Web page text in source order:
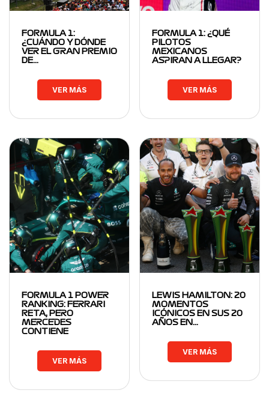
FORMULA 1:
¿CUÁNDO Y DÓNDE
VER EL GRAN PREMIO
DE…
VER MÁS
FORMULA 1: ¿QUÉ
PILOTOS
MEXICANOS
ASPIRAN A LLEGAR?
VER MÁS
FORMULA 1 POWER
RANKING: FERRARI
RETA, PERO
MERCEDES
CONTIENE
VER MÁS
LEWIS HAMILTON: 20
MOMENTOS
ICÓNICOS EN SUS 20
AÑOS EN…
VER MÁS